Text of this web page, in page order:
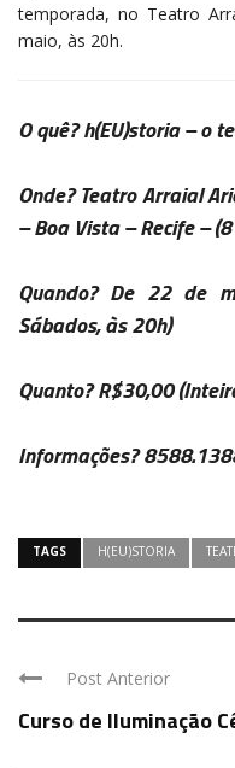
temporada, no Teatro
maio, às 20h.
O quê?h(EU)storia – o
Onde?Teatro Arraial
– Boa Vista – Recife –
Quando? De 22 de
Sábados, às 20h)
Quanto?R$30,00
Informações?
TAGS H(EU)STORIA
Post Anterior
Curso de Iluminação